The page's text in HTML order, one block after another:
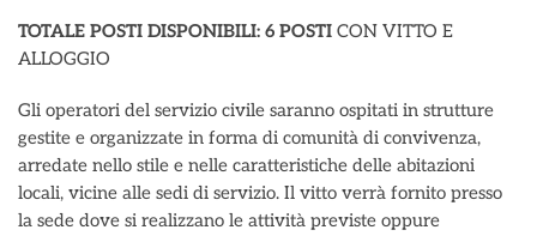
TOTALE POSTI DISPONIBILI: 6 POSTI CON VITTO E
ALLOGGIO
Gli operatori del servizio civile saranno ospitati in strutture
gestite e organizzate in forma di comunità di convivenza,
arredate nello stile e nelle caratteristiche delle abitazioni
locali, vicine alle sedi di servizio. Il vitto verrà fornito presso
la sede dove si realizzano le attività previste oppure